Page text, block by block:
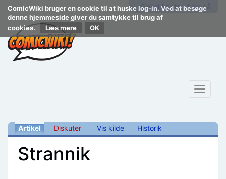
ComicWiki bruger en cookie til at huske log-in. Ved at besøge
denne hjemmeside giver du samtykke til brug af
cookies.
Læs mere
Opret konto Log på
Toggle
Artikel Diskuter Vis kilde Historik
Strannik